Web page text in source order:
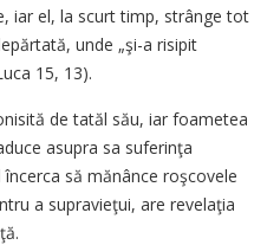
iar el, la scurt timp, strânge tot
unde „şi-a risipit
15, 13).
de tatăl său, iar foametea
asupra sa suferinţa
să mănânce roşcovele
a supravieţui, are revelaţia